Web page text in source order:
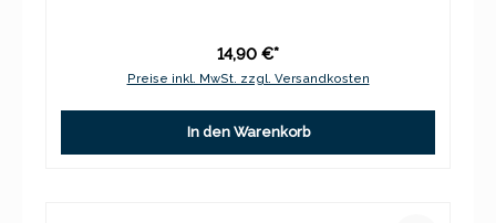
14,90 €*
Preise inkl. MwSt. zzgl. Versandkosten
In den Warenkorb